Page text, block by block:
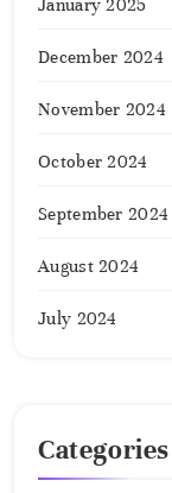
January 2025
December 2024
November 2024
October 2024
September 2024
August 2024
July 2024
Categories